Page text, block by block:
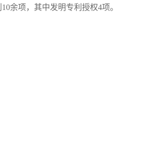
10余项，其中发明专利授权4项。